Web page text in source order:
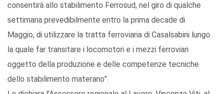
consentirà allo stabilimento Ferrosud, nel giro di qualche
settimana prevedibilmente entro la prima decade di
Maggio, di utilizzare la tratta ferroviaria di Casalsabini lungo
la quale far transitare i locomotori e i mezzi ferroviari
oggetto della produzione e delle competenze tecniche
dello stabilimento materano”.